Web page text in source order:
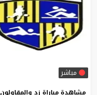
مباشر
مشاهدة مباراة زد والمقاولون